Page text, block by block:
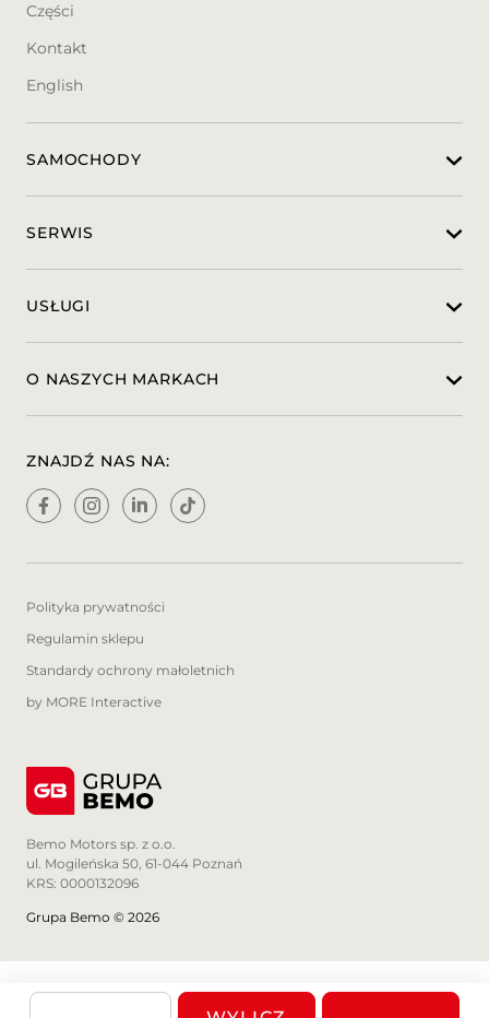
Części
Kontakt
English
Bemo Motors sp. z o.o.
ul. Mogileńska 50, 61-044 Poznań
KRS: 0000132096
ZNAJDŹ NAS NA:
SAMOCHODY
SERWIS
USŁUGI
O NASZYCH MARKACH
Grupa Bemo © 2026
Polityka prywatności
Regulamin sklepu
Standardy ochrony małoletnich
by MORE Interactive